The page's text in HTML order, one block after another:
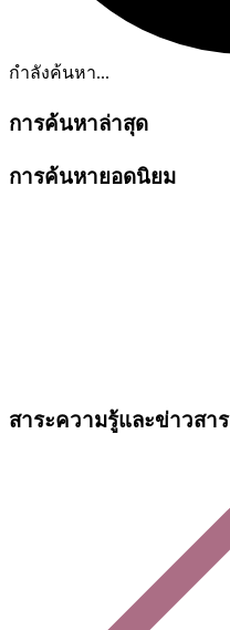
กำลังค้นหา...
การค้นหาล่าสุด
การค้นหายอดนิยม
สาระความรู้และข่าวสาร